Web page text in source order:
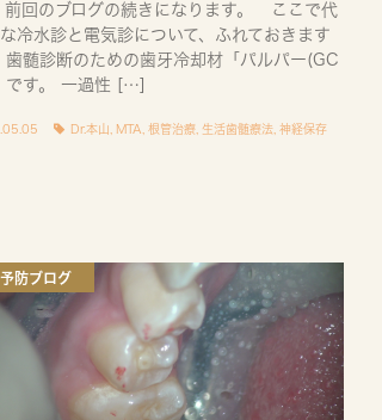
前回のブログの続きになります。 ここで代
冷水診と電気診について、ふれておきます
歯髄診断のための歯牙冷却材「パルパー(GC
です。 一過性 […]
Dr.本山 MTA 根管治療 生活歯髄療法 神経保存
予防ブログ